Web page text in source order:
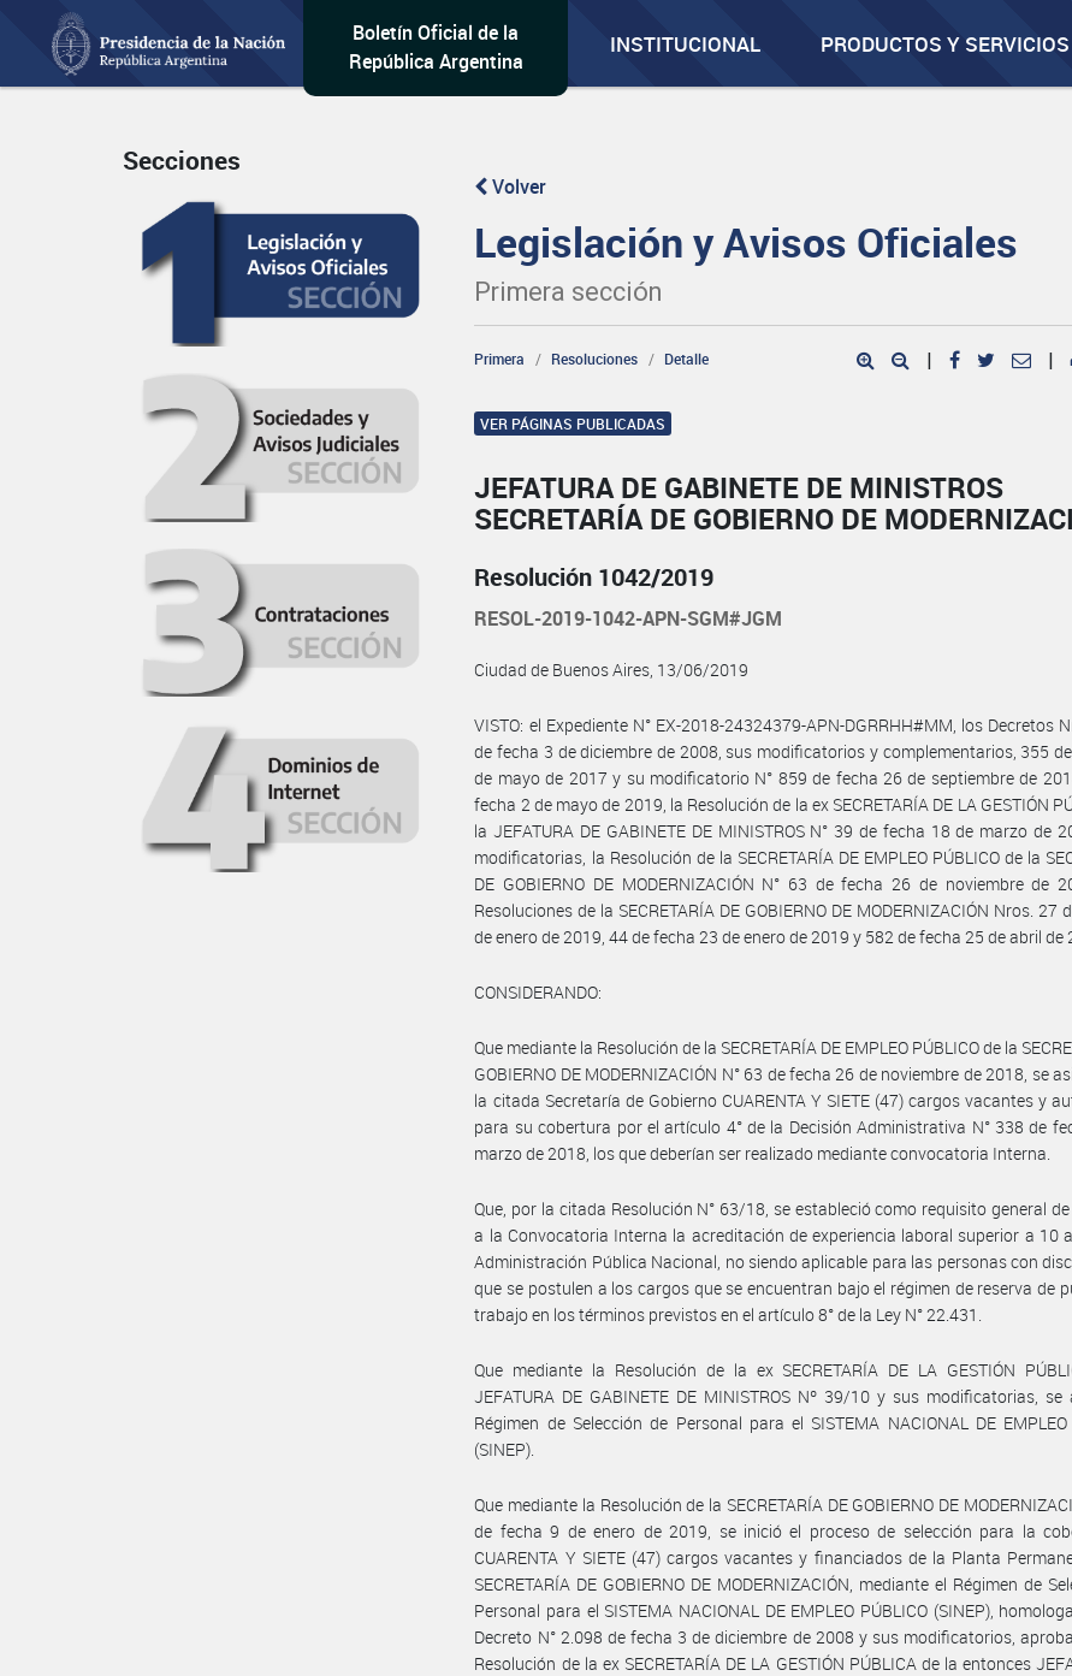
Boletín Oficial de la
República Argentina
INSTITUCIONAL PRODUCTOS Y SERVICIOS
Secciones
Volver
Legislación y Avisos Oficiales
Primera sección
Primera Resoluciones Detalle | |
VER PÁGINAS PUBLICADAS
JEFATURA DE GABINETE DE MINISTROS
SECRETARÍA DE GOBIERNO DE
Resolución 1042/2019
RESOL-2019-1042-APN-SGM#JGM
Ciudad de Buenos Aires, 13/06/2019
VISTO: el Expediente N° EX-2018-24324379-APN-DGRRHH#MM, los Decretos
de fecha 3 de diciembre de 2008, sus modificatorios y complementarios, 355
de mayo de 2017 y su modificatorio N° 859 de fecha 26 de septiembre de
fecha 2 de mayo de 2019, la Resolución de la ex SECRETARÍA DE LA GESTIÓN
la JEFATURA DE GABINETE DE MINISTROS N° 39 de fecha 18 de marzo de
modificatorias, la Resolución de la SECRETARÍA DE EMPLEO PÚBLICO de la
DE GOBIERNO DE MODERNIZACIÓN N° 63 de fecha 26 de noviembre de
Resoluciones de la SECRETARÍA DE GOBIERNO DE MODERNIZACIÓN Nros. 27
de enero de 2019, 44 de fecha 23 de enero de 2019 y 582 de fecha 25 de abril de
CONSIDERANDO:
Que mediante la Resolución de la SECRETARÍA DE EMPLEO PÚBLICO de la
GOBIERNO DE MODERNIZACIÓN N° 63 de fecha 26 de noviembre de 2018, se
la citada Secretaría de Gobierno CUARENTA Y SIETE (47) cargos vacantes y
para su cobertura por el artículo 4° de la Decisión Administrativa N° 338 de
marzo de 2018, los que deberían ser realizado mediante convocatoria Interna.
Que, por la citada Resolución N° 63/18, se estableció como requisito general
a la Convocatoria Interna la acreditación de experiencia laboral superior a 10
Administración Pública Nacional, no siendo aplicable para las personas con
que se postulen a los cargos que se encuentran bajo el régimen de reserva de
trabajo en los términos previstos en el artículo 8° de la Ley N° 22.431.
Que mediante la Resolución de la ex SECRETARÍA DE LA GESTIÓN
JEFATURA DE GABINETE DE MINISTROS Nº 39/10 y sus modificatorias, se
Régimen de Selección de Personal para el SISTEMA NACIONAL DE EMPLEO
(SINEP).
Que mediante la Resolución de la SECRETARÍA DE GOBIERNO DE
de fecha 9 de enero de 2019, se inició el proceso de selección para la
CUARENTA Y SIETE (47) cargos vacantes y financiados de la Planta
SECRETARÍA DE GOBIERNO DE MODERNIZACIÓN, mediante el Régimen de
Personal para el SISTEMA NACIONAL DE EMPLEO PÚBLICO (SINEP),
Decreto N° 2.098 de fecha 3 de diciembre de 2008 y sus modificatorios,
Resolución de la ex SECRETARÍA DE LA GESTIÓN PÚBLICA de la entonces